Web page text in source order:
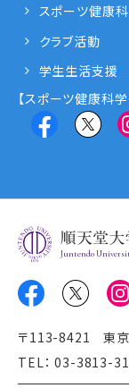
スポーツ健康
クラブ活動
学生生活支援
【スポーツ健康科学
Juntendo
〒113-8421 東京
TEL： 03-3813-